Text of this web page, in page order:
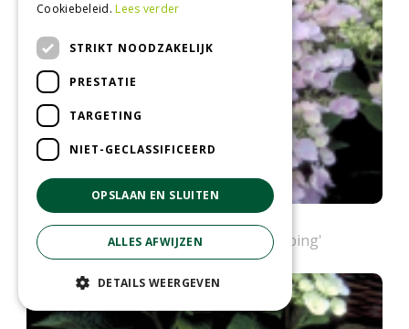
Hortensia (scherm)
Hydrangea macrophylla 'Nanping'
Cookiebeleid.Lees verder
STRIKT NOODZAKELIJK
PRESTATIE
TARGETING
NIET-GECLASSIFICEERD
OPSLAAN EN SLUITEN
ALLES AFWIJZEN
DETAILS WEERGEVEN